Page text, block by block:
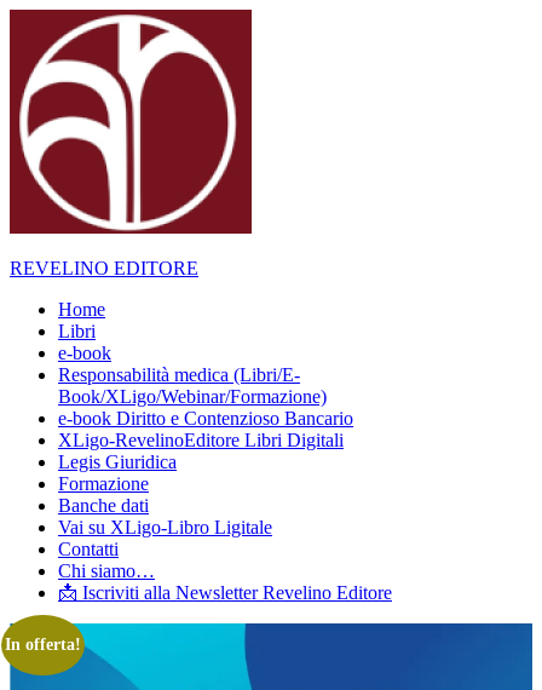
content
REVELINO EDITORE
Home
Libri
e-book
Responsabilità medica (Libri/E-
Book/XLigo/Webinar/Formazione)
e-book Diritto e Contenzioso Bancario
XLigo-RevelinoEditore Libri Digitali
Legis Giuridica
Formazione
Banche dati
Vai su XLigo-Libro Ligitale
Contatti
Chi siamo…
📩 Iscriviti alla Newsletter Revelino Editore
In offerta!